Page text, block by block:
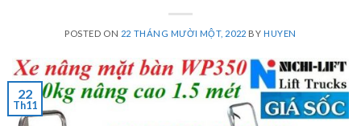
POSTED ON 22 THÁNG MƯỜI MỘT, 2022 BY HUYEN
22
Th11